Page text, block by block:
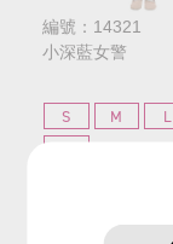
編號：14321
小深藍女警
S M L